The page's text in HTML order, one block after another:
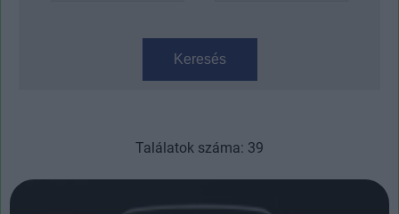
Keresés
Találatok száma: 39